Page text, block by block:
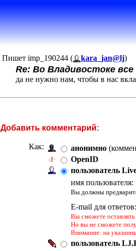
Пишет imp_190244 ( kara_jan@lj)
Re: Во Владивостоке все
да не нужно нам, чтобы в нас
Добавить комментарий:
Как: анонимно
OpenID
пользователь
имя пользователя:
Вы должны
E-mail для
Вы сможете
Но вы не сможете
Внимание: на
пользователь